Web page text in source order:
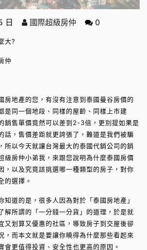
日 國際超級房仲 0
大?
仲
地產的您，有沒有注意到泰國曼谷房價的
是同一個地段、同樣的屋齡、同樣上市建
銷售單價竟然可以差到2-3倍，更別提如果是
話，售價差距就更誇張了，難道是我們被騙
以今天就讓台灣最大的泰國代銷公司的銷
級房仲小弟我，來跟您說明為什麼泰國房價
，以及究竟該挑選哪一種類型的房子，對你
的選擇。
道的是，很多人因為對於「泰國房地產」
解所謂的「一分錢一分貨」的道理，於是就
又划算又優惠的社區，導致房子到交屋後卻
，而本文就是要讓你曉得為什麼那些看起來
會更值得投資、安全性也更高的原因。